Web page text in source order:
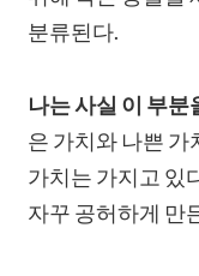
분류된다.
나는 사실 이 부
은 가치와 나쁜 가
가치는 가지고 있
자꾸 공허하게 만